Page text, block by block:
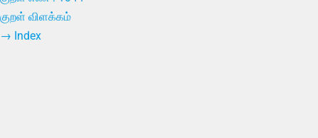
குறள் விளக்கம்
→ Index